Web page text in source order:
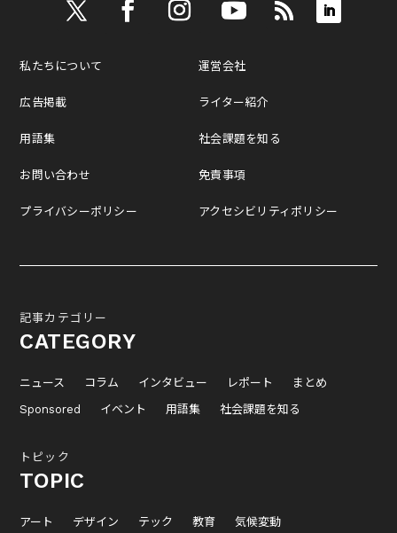
私たちについて
広告掲載
用語集
お問い合わせ
プライバシーポリシー
運営会社
ライター紹介
社会課題を知る
免責事項
アクセシビリティポリシー
記事カテゴリー
CATEGORY
ニュース コラム インタビュー レポート
まとめ
Sponsored
イベント 用語集 社会課題を知る
トピック
TOPIC
アート デザイン テック 教育 気候変動